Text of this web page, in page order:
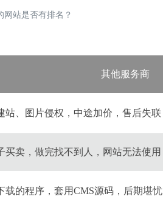
站是否有排名？
其他服务商
站、图片侵权，中途加价，售后失联
买卖，做完找不到人，网站无法使用
载的程序，套用CMS源码，后期堪忧